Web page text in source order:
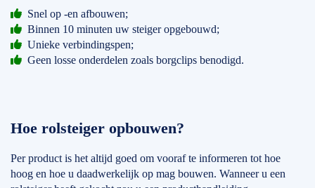
Snel op -en afbouwen;
Binnen 10 minuten uw steiger opgebouwd;
Unieke verbindingspen;
Geen losse onderdelen zoals borgclips benodigd.
Hoe rolsteiger opbouwen?
Per product is het altijd goed om vooraf te informeren tot hoe
hoog en hoe u daadwerkelijk op mag bouwen. Wanneer u een